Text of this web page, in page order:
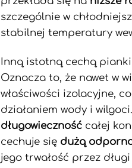
szczególnie w
stabilnej temperatury
Inną istotną cechą pianki
Oznacza to, że nawet w
właściwości izolacyjne,
działaniem wody i
długowiecznośćcałej
cechuje się dużą
jego trwałość przez długi